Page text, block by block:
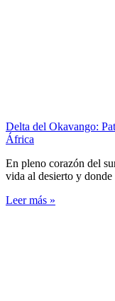
Delta del Okavango:
África
En pleno corazón del
vida al desierto y donde
Leer más »